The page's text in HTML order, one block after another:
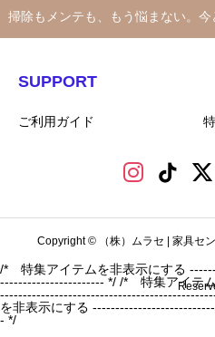
掃除もメンテも、もう悩まない。今
SUPPORT
ご利用ガイド
Copyright © （株）ムラセ | 家具セ
/* 特集アイテムを非表示にする
----------------------- */ /* 特集アイテ
を非表示にする
- */